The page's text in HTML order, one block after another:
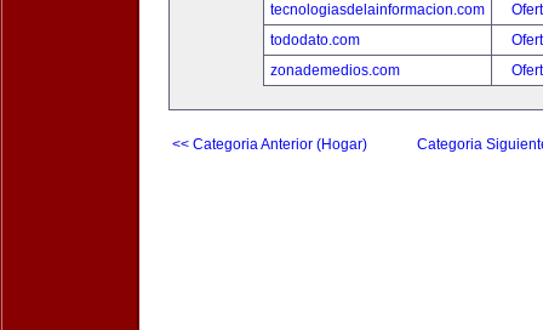
tecnologiasdelainformacion.com
tododato.com
zonademedios.com
<< Categoria Anterior (Hogar) Categoria